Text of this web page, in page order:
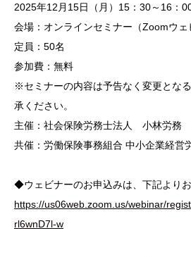
2025年12月15日（月）15：30～16：
会場：オンラインセミナー（Zoomウェ
定員：50名
参加費：無料
※セミナーの内容は予告なく変更とな
承ください。
主催：社会保険労務士法人 小林労務
共催：労働保険事務組合 中小企業経営
◆ウェビナーのお申込みは、下記より
https://us06web.zoom.us/webinar/
rl6wnD7l-w